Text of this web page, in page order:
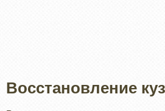
Восстановление